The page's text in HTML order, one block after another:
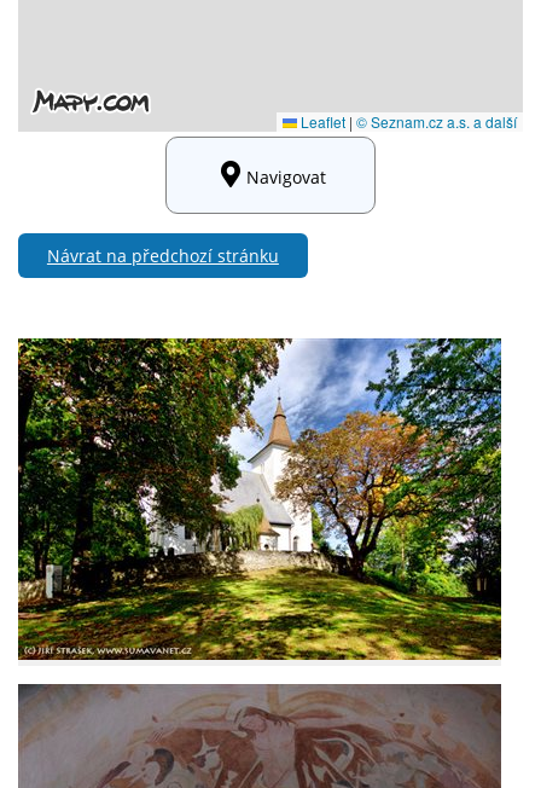
Navigovat
Návrat na předchozí stránku